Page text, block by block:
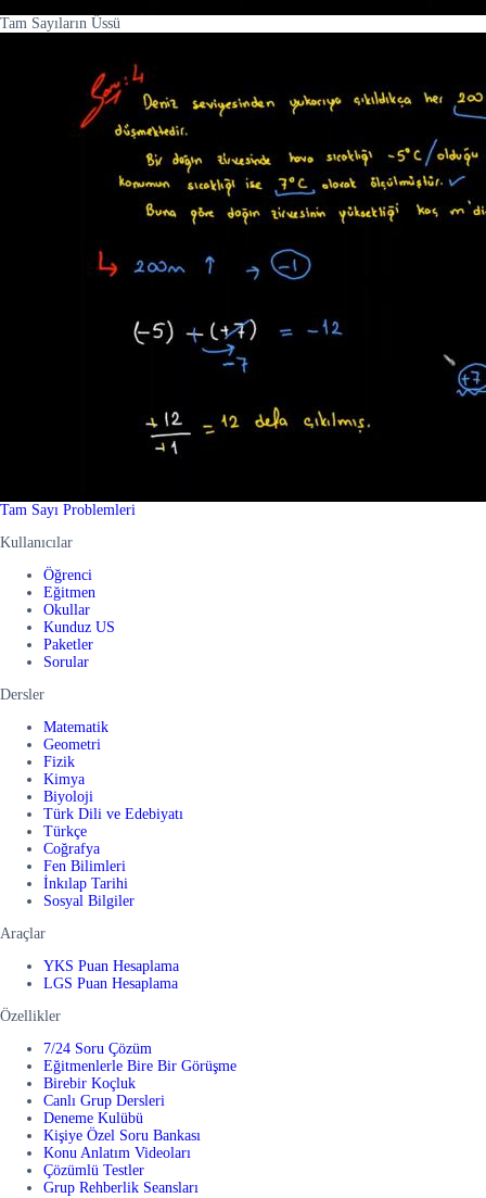
Tam Sayıların Üssü
Tam Sayı Problemleri
Kullanıcılar
Öğrenci
Eğitmen
Okullar
Kunduz US
Paketler
Sorular
Dersler
Matematik
Geometri
Fizik
Kimya
Biyoloji
Türk Dili ve Edebiyatı
Türkçe
Coğrafya
Fen Bilimleri
İnkılap Tarihi
Sosyal Bilgiler
Araçlar
YKS Puan Hesaplama
LGS Puan Hesaplama
Özellikler
7/24 Soru Çözüm
Eğitmenlerle Bire Bir Görüşme
Birebir Koçluk
Canlı Grup Dersleri
Deneme Kulübü
Kişiye Özel Soru Bankası
Konu Anlatım Videoları
Çözümlü Testler
Grup Rehberlik Seansları